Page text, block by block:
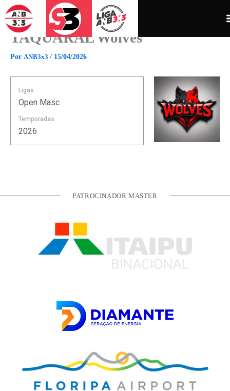
para
conteúdo
TAQUARAL Wolves
Por ANB3x3 / 15/04/2026
Ligas
Open Masc
Temporadas
2026
PATROCINADOR MASTER